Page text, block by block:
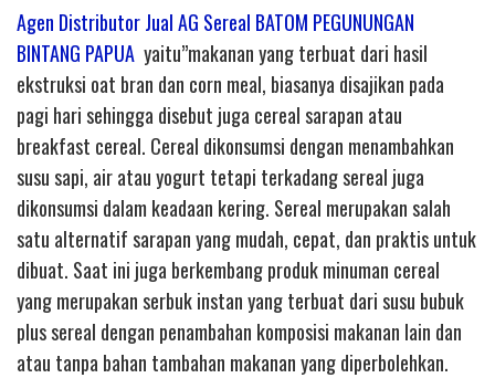
Agen Distributor Jual AG Sereal BATOM PEGUNUNGAN
BINTANG PAPUA yaitu”makanan yang terbuat dari hasil
ekstruksi oat bran dan corn meal, biasanya disajikan pada
pagi hari sehingga disebut juga cereal sarapan atau
breakfast cereal. Cereal dikonsumsi dengan menambahkan
susu sapi, air atau yogurt tetapi terkadang sereal juga
dikonsumsi dalam keadaan kering. Sereal merupakan salah
satu alternatif sarapan yang mudah, cepat, dan praktis untuk
dibuat. Saat ini juga berkembang produk minuman cereal
yang merupakan serbuk instan yang terbuat dari susu bubuk
plus sereal dengan penambahan komposisi makanan lain dan
atau tanpa bahan tambahan makanan yang diperbolehkan.